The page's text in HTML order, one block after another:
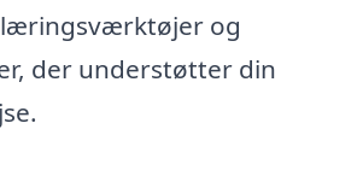
og
der understøtter din